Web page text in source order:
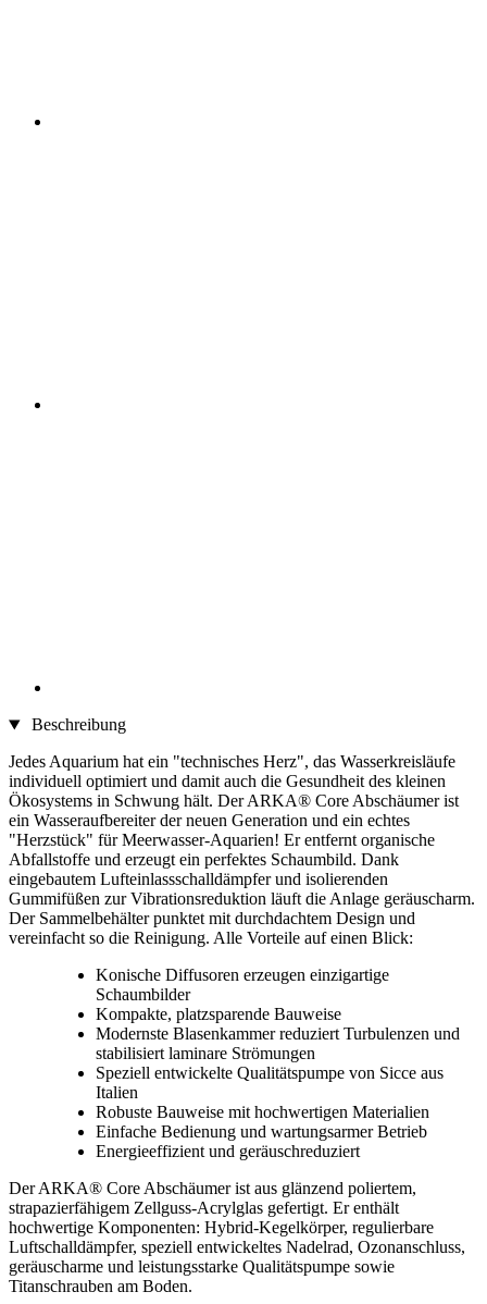
Beschreibung
Jedes Aquarium hat ein "technisches Herz", das Wasserkreisläufe
individuell optimiert und damit auch die Gesundheit des kleinen
Ökosystems in Schwung hält. Der ARKA® Core Abschäumer ist
ein Wasseraufbereiter der neuen Generation und ein echtes
"Herzstück" für Meerwasser-Aquarien! Er entfernt organische
Abfallstoffe und erzeugt ein perfektes Schaumbild. Dank
eingebautem Lufteinlassschalldämpfer und isolierenden
Gummifüßen zur Vibrationsreduktion läuft die Anlage geräuscharm.
Der Sammelbehälter punktet mit durchdachtem Design und
vereinfacht so die Reinigung. Alle Vorteile auf einen Blick:
Konische Diffusoren erzeugen einzigartige
Schaumbilder
Kompakte, platzsparende Bauweise
Modernste Blasenkammer reduziert Turbulenzen und
stabilisiert laminare Strömungen
Speziell entwickelte Qualitätspumpe von Sicce aus
Italien
Robuste Bauweise mit hochwertigen Materialien
Einfache Bedienung und wartungsarmer Betrieb
Energieeffizient und geräuschreduziert
Der ARKA® Core Abschäumer ist aus glänzend poliertem,
strapazierfähigem Zellguss-Acrylglas gefertigt. Er enthält
hochwertige Komponenten: Hybrid-Kegelkörper, regulierbare
Luftschalldämpfer, speziell entwickeltes Nadelrad, Ozonanschluss,
geräuscharme und leistungsstarke Qualitätspumpe sowie
Titanschrauben am Boden.